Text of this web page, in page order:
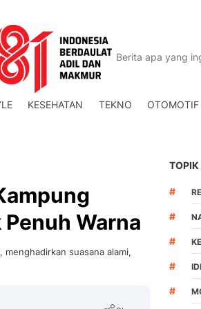
KESEHATAN TEKNO OTOMOTIF
Warna
suasana alami,
TOPIK
#
#
#
#
#